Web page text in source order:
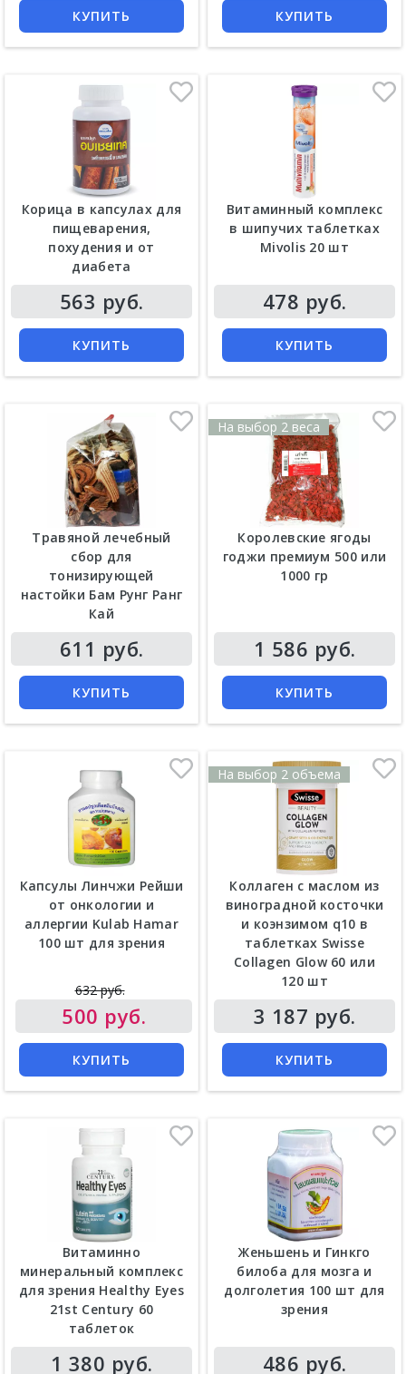
КУПИТЬ КУПИТЬ
Корица в капсулах для
пищеварения,
похудения и от
диабета
563 руб.
КУПИТЬ
Витаминный комплекс
в шипучих таблетках
Mivolis 20 шт
478 руб.
КУПИТЬ
Травяной лечебный
сбор для
тонизирующей
настойки Бам Рунг Ранг
Кай
611 руб.
КУПИТЬ
На выбор 2 веса
Королевские ягоды
годжи премиум 500 или
1000 гр
1 586 руб.
КУПИТЬ
Капсулы Линчжи Рейши
от онкологии и
аллергии Kulab Hamar
100 шт для зрения
632 руб.
500 руб.
КУПИТЬ
На выбор 2 объема
Коллаген с маслом из
виноградной косточки
и коэнзимом q10 в
таблетках Swisse
Collagen Glow 60 или
120 шт
3 187 руб.
КУПИТЬ
Витаминно
минеральный комплекс
для зрения Healthy Eyes
21st Century 60
таблеток
1 380 руб.
Женьшень и Гинкго
билоба для мозга и
долголетия 100 шт для
зрения
486 руб.